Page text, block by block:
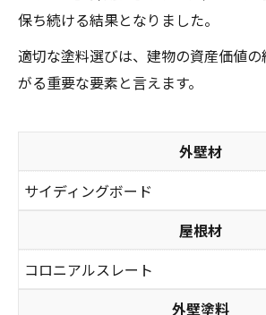
保ち続ける結果となりました。
適切な塗料選びは、建物の資産価値
がる重要な要素と言えます。
外壁材
サイディングボード
屋根材
コロニアルスレート
外壁塗料